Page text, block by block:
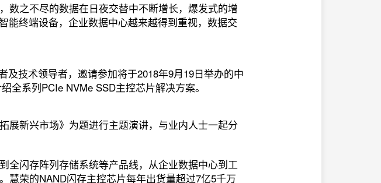
数之不尽的数据在日夜交替中不断增长，爆发式的增
能终端设备，企业数据中心越来越得到重视，数据交
技术领导者，邀请参加将于2018年9月19日举办的中
全系列PCIe NVMe SSD主控芯片解决方案。
展新兴市场》为题进行主题演讲，与业内人士一起分
全闪存阵列存储系统等产品线，从企业数据中心到工
慧荣的NAND闪存主控芯片每年出货量超过7亿5千万